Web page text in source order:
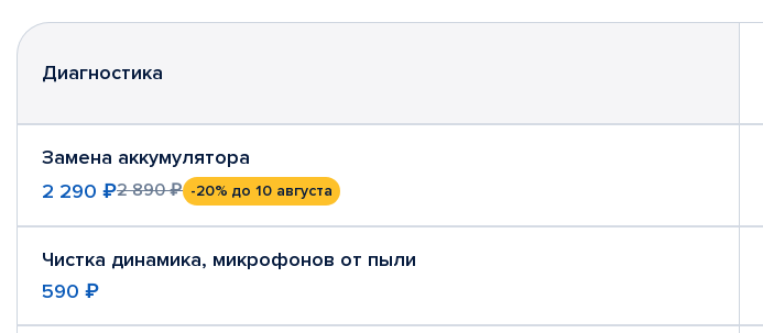
Диагностика
Замена аккумулятора
2 290 ₽2 890 ₽ -20% до 10 августа
Чистка динамика, микрофонов от пыли
590 ₽